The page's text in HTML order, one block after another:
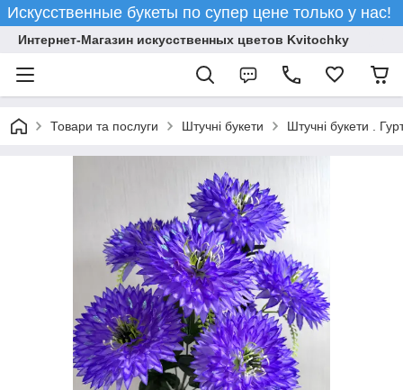
Искусственные букеты по супер цене только у нас!
Интернет-Магазин искусственных цветов Kvitochky
Товари та послуги Штучні букети Штучні букети .